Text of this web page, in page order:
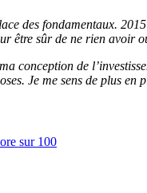
des fondamentaux. 2015
être sûr de ne rien avoir
conception de
Je me sens de plus